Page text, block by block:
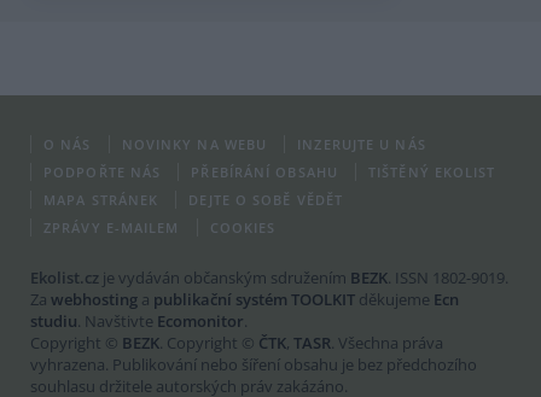
O NÁS NOVINKY NA WEBU
INZERUJTE U NÁS
PODPOŘTE NÁS
PŘEBÍRÁNÍ OBSAHU
TIŠTĚNÝ EKOLIST
MAPA STRÁNEK
DEJTE O SOBĚ VĚDĚT
ZPRÁVY E-MAILEM
COOKIES
Ekolist.cz je vydáván občanským sdružením BEZK. ISSN 1802-9019.
Za webhosting a publikační systém TOOLKIT děkujeme Ecn
studiu. Navštivte Ecomonitor.
Copyright © BEZK. Copyright © ČTK, TASR. Všechna práva
vyhrazena. Publikování nebo šíření obsahu je bez předchozího
souhlasu držitele autorských práv zakázáno.